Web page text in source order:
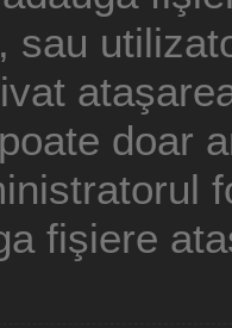
sau
doar
fişiere